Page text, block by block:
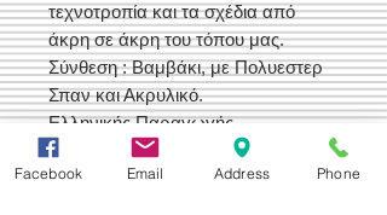
τεχνοτροπία και τα σχέδια από
άκρη σε άκρη του τόπου μας.
Σύνθεση : Βαμβάκι, με Πολυεστερ
Σπαν και Ακρυλικό.
Ελληνικής Παραγωγής
Facebook Email Address Phone